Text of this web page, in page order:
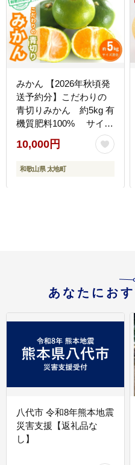
みかん 【2026年秋頃発
送予約分】こだわりの
青切りみかん 約5kg 有
機質肥料100% サイズ
混合 ※2026年9月～10
月に順次発送予定（お
届け日指定不可）
10,000円
和歌山県 太地町
あなたにお
八代市 令和8年熊本地震
災害支援【返礼品な
し】